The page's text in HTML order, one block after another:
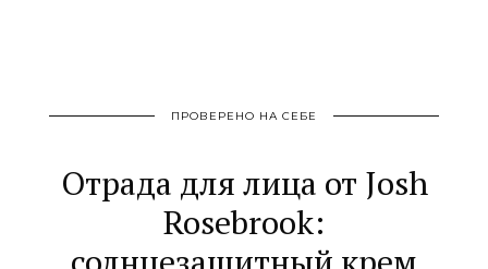
ПРОВЕРЕНО НА СЕБЕ
Отрада для лица от Josh
Rosebrook: